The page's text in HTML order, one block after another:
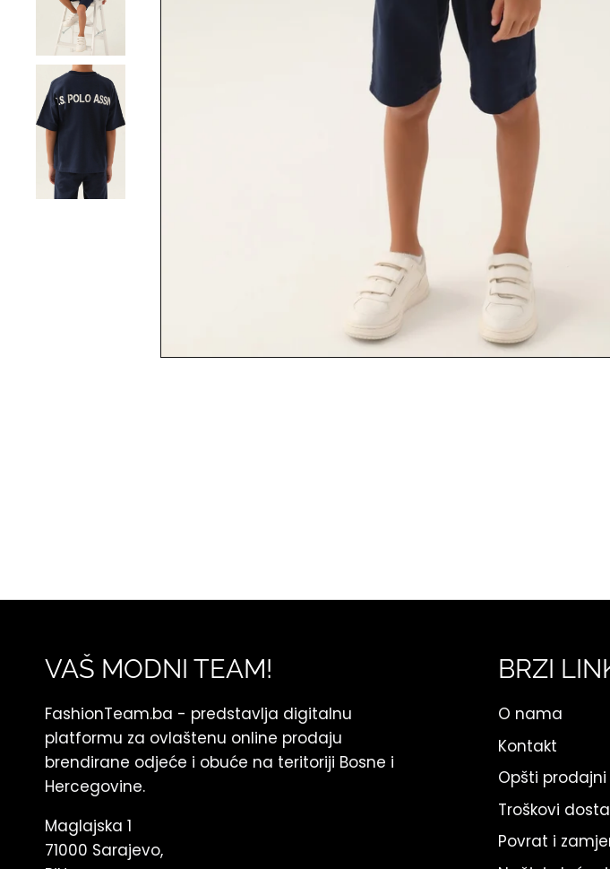
VAŠ MODNI TEAM!
FashionTeam.ba - predstavlja digitalnu
platformu za ovlaštenu online prodaju
brendirane odjeće i obuće na teritoriji Bosne i
Hercegovine.
Maglajska 1
71000 Sarajevo,
BRZI
O nama
Kontakt
Opšti prodajni
Troškovi
Povrat i